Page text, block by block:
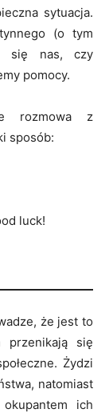
sytuacja.
(o tym
się nas, czy
pomocy.
rozmowa z
sposób:
luck!
że jest to
przenikają się
Żydzi
natomiast
ich